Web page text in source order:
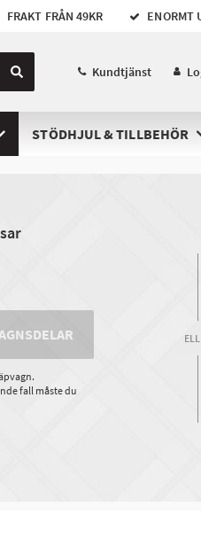
FRAKT FRÅN 49KR ENORMT
Kundtjänst
STÖDHJUL & TILLBEHÖR
fall måste du